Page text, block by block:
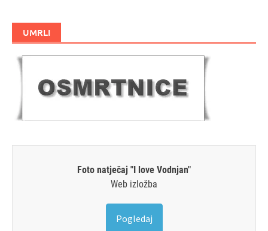
UMRLI
Foto natječaj "I love Vodnjan"
Web izložba
Pogledaj